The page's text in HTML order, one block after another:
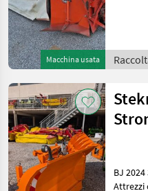
Macchina usata
BJ
Attrezzi